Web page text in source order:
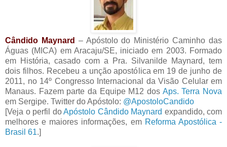
Cândido Maynard – Apóstolo do Ministério Caminho das
Águas (MICA) em Aracaju/SE, iniciado em 2003. Formado
em História, casado com a Pra. Silvanilde Maynard, tem
dois filhos. Recebeu a unção apostólica em 19 de junho de
2011, no 14º Congresso Internacional da Visão Celular em
Manaus. Fazem parte da Equipe M12 dos Aps. Terra Nova
em Sergipe. Twitter do Apóstolo: @ApostoloCandido
[Veja o perfil doApóstolo Cândido Maynard expandido, com
melhores e maiores informações, em Reforma Apostólica -
Brasil 61.]